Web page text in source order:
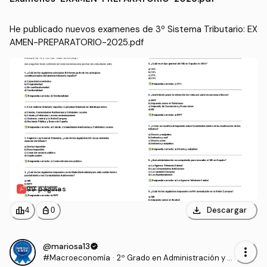
He publicado nuevos examenes de 3º Sistema Tributario: EX
AMEN-PREPARATORIO-2025.pdf
99 páginas
leaderboard4 personal_bag 0 download Descargar
@mariosa13verified
#Macroeconomía · 2º Grado en Administración y D
more_vert